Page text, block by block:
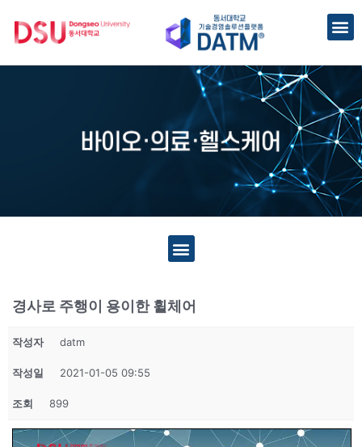
경사로 주행이 용이한 휠체어
작성자 datm
작성일 2021-01-05 09:55
조회 899